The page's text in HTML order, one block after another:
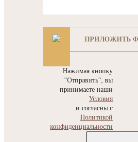
ПРИЛОЖИТЬ
Нажимая кнопку
"Отправить", вы
принимаете наши
Условия
и согласны с
Политикой
конфиденциальности